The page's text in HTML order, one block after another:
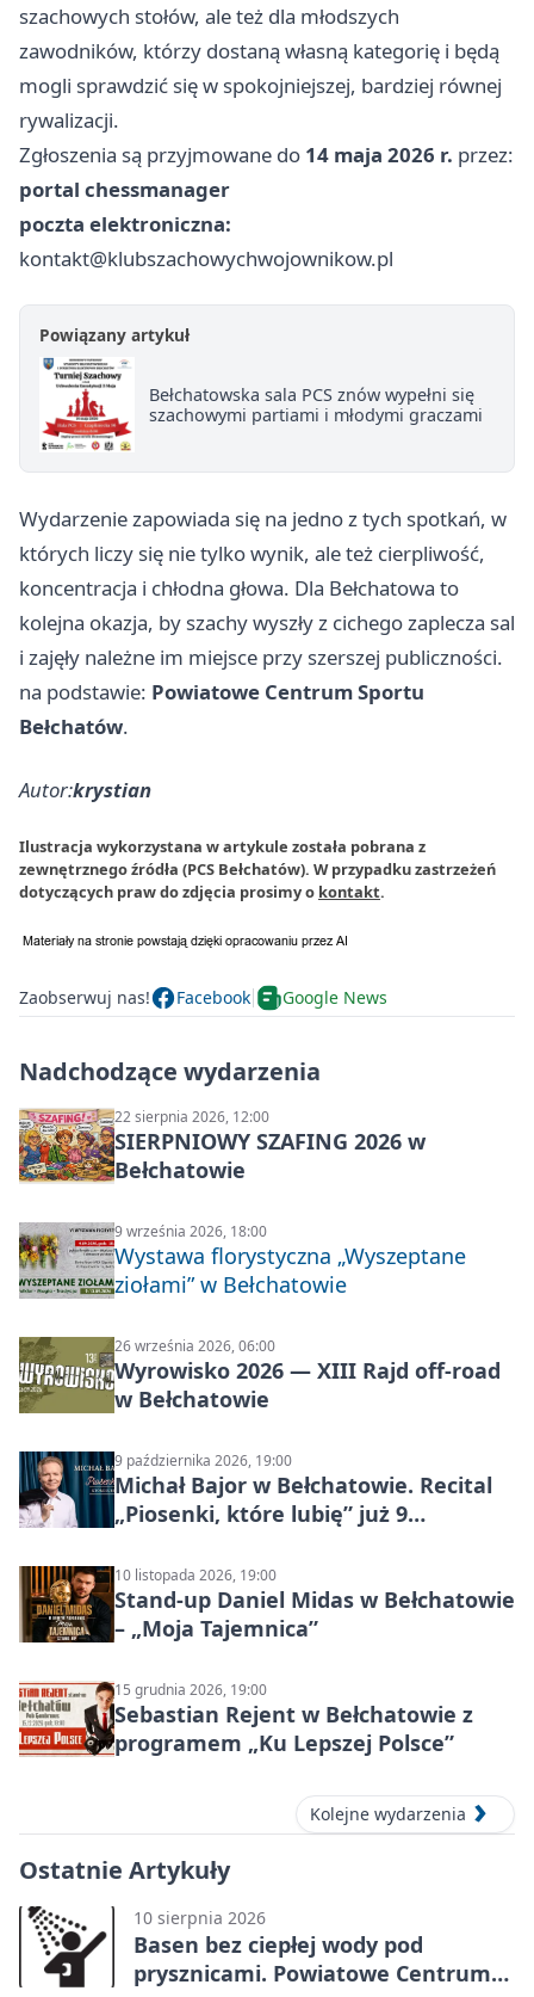
szachowych stołów, ale też dla młodszych
zawodników, którzy dostaną własną kategorię i będą
mogli sprawdzić się w spokojniejszej, bardziej równej
rywalizacji.
Zgłoszenia są przyjmowane do 14 maja 2026 r. przez:
portal chessmanager
poczta elektroniczna:
kontakt@klubszachowychwojownikow.pl
Powiązany artykuł
Bełchatowska sala PCS znów wypełni się
szachowymi partiami i młodymi graczami
Wydarzenie zapowiada się na jedno z tych spotkań, w
których liczy się nie tylko wynik, ale też cierpliwość,
koncentracja i chłodna głowa. Dla Bełchatowa to
kolejna okazja, by szachy wyszły z cichego zaplecza sal
i zajęły należne im miejsce przy szerszej publiczności.
na podstawie: Powiatowe Centrum Sportu
Bełchatów.
Autor:krystian
Ilustracja wykorzystana w artykule została pobrana z
zewnętrznego źródła (PCS Bełchatów). W przypadku zastrzeżeń
dotyczących praw do zdjęcia prosimy o kontakt.
Zaobserwuj nas! Facebook Google News
Nadchodzące wydarzenia
22 sierpnia 2026, 12:00
SIERPNIOWY SZAFING 2026 w
Bełchatowie
9 września 2026, 18:00
Wystawa florystyczna „Wyszeptane
ziołami” w Bełchatowie
26 września 2026, 06:00
Wyrowisko 2026 — XIII Rajd off‑road
w Bełchatowie
9 października 2026, 19:00
Michał Bajor w Bełchatowie. Recital
„Piosenki, które lubię” już 9
10 listopada 2026, 19:00
Stand-up Daniel Midas w Bełchatowie
– „Moja Tajemnica”
15 grudnia 2026, 19:00
Sebastian Rejent w Bełchatowie z
programem „Ku Lepszej Polsce”
Kolejne wydarzenia
Ostatnie Artykuły
10 sierpnia 2026
Basen bez ciepłej wody pod
prysznicami. Powiatowe Centrum